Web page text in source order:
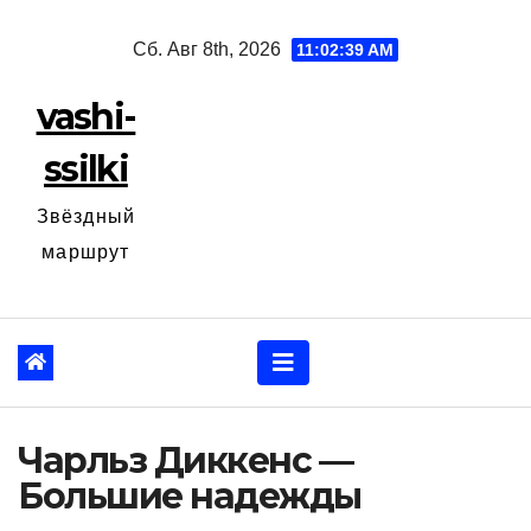
Сб. Авг 8th, 2026 11:02:40 AM
vashi-
ssilki
Звёздный
маршрут
Чарльз Диккенс —
Большие надежды